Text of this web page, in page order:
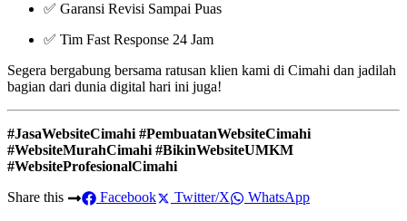
✅ Garansi Revisi Sampai Puas
✅ Tim Fast Response 24 Jam
Segera bergabung bersama ratusan klien kami di Cimahi dan jadilah
bagian dari dunia digital hari ini juga!
#JasaWebsiteCimahi #PembuatanWebsiteCimahi
#WebsiteMurahCimahi #BikinWebsiteUMKM
#WebsiteProfesionalCimahi
Share this
Facebook Twitter/X WhatsApp